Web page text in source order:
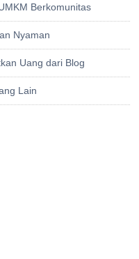
Berkomunitas
Nyaman
Uang dari Blog
Lain